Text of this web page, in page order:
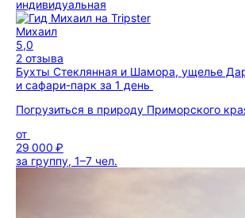
индивидуальная
Михаил
5,0
2 отзыва
Бухты Стеклянная и Шамора, ущелье
и сафари-парк за 1 день
Погрузиться в природу Приморского
от
29 000 ₽
за группу, 1–7 чел.